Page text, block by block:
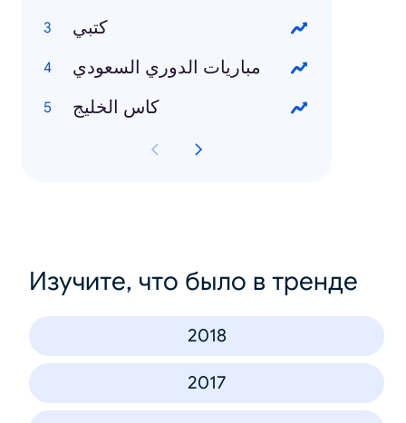
كتبي
مباريات الدوري السعودي
كاس الخليج
Изучите, что было в тренде
2018
2017